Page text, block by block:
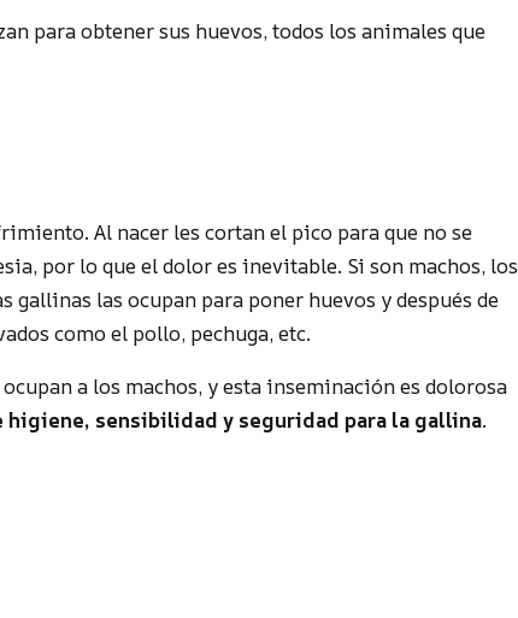
para obtener sus huevos, todos los animales que
Al nacer les cortan el pico para que no se
por lo que el dolor es inevitable. Si son machos, los
gallinas las ocupan para poner huevos y después de
como el pollo, pechuga, etc.
a los machos, y esta inseminación es dolorosa
higiene, sensibilidad y seguridad para la gallina.